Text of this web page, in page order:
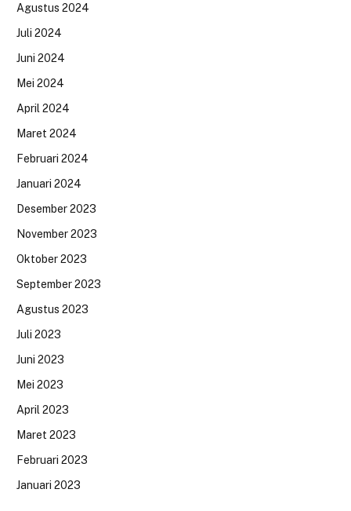
Agustus 2024
Juli 2024
Juni 2024
Mei 2024
April 2024
Maret 2024
Februari 2024
Januari 2024
Desember 2023
November 2023
Oktober 2023
September 2023
Agustus 2023
Juli 2023
Juni 2023
Mei 2023
April 2023
Maret 2023
Februari 2023
Januari 2023